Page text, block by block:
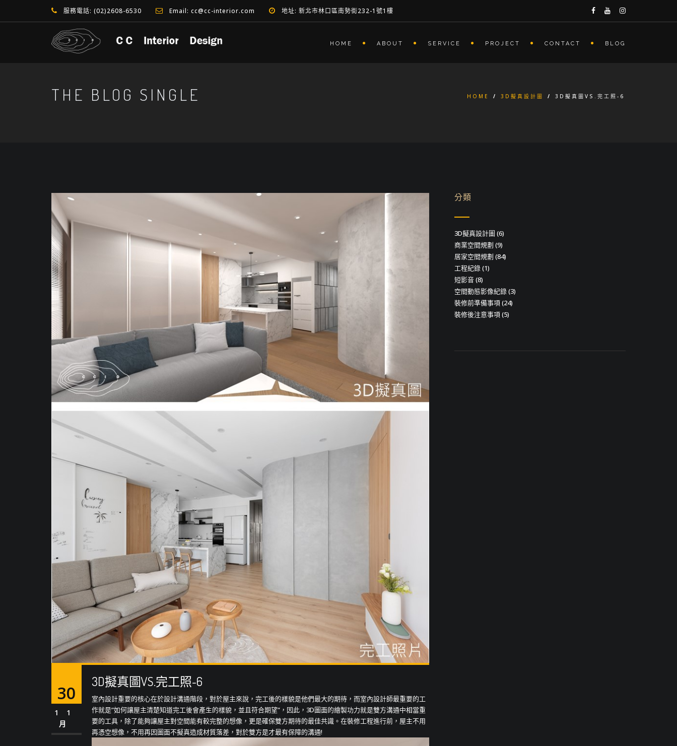
服務電話: (02)2608-6530 Email: cc@cc-interior.com 地址: 新北市林口區南勢街232-1號1樓
HOME ABOUT SERVICE PROJECT CONTACT BLOG
THE BLOG SINGLE HOME / 3D擬真設計圖 / 3D擬真圖VS.完工照-6
30
11
月
3D擬真圖VS.完工照-6
室內設計重要的核心在於設計溝通階段，對於屋主來說，完工後的樣貌是他們最大的期待，而室內設計師最重要的工
作就是”如何讓屋主清楚知道完工後會產生的樣貌，並且符合期望”，因此，3D圖面的繪製功力就是雙方溝通中相當重
要的工具，除了能夠讓屋主對空間能有較完整的想像，更是確保雙方期待的最佳共識。在裝修工程進行前，屋主不用
再憑空想像，不用再因圖面不擬真造成材質落差，對於雙方是才最有保障的溝通!
分類
3D擬真設計圖 (6)
商業空間規劃 (9)
居家空間規劃 (84)
工程紀錄(1)
短影音(8)
空間動態影像紀錄(3)
裝修前準備事項(24)
裝修後注意事項(5)